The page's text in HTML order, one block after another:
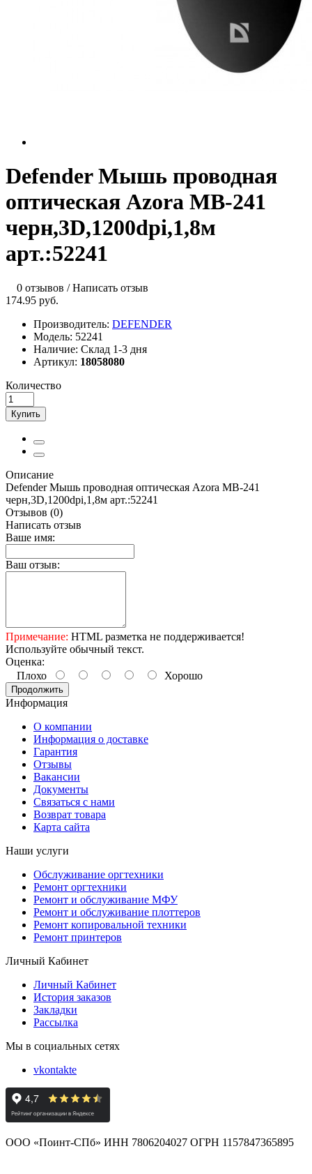
Defender Мышь проводная
оптическая Azora MB-241
черн,3D,1200dpi,1,8м
арт.:52241
0 отзывов /Написать отзыв
174.95 руб.
Производитель: DEFENDER
Модель: 52241
Наличие: Склад 1-3 дня
Артикул: 18058080
Количество
Купить
Описание
Defender Мышь проводная оптическая Azora MB-241
черн,3D,1200dpi,1,8м арт.:52241
Отзывов (0)
Написать отзыв
Ваше имя:
Ваш отзыв:
Примечание: HTML разметка не поддерживается!
Используйте обычный текст.
Оценка:
Плохо
Хорошо
Продолжить
Информация
О компании
Информация о доставке
Гарантия
Отзывы
Вакансии
Документы
Связаться с нами
Возврат товара
Карта сайта
Наши услуги
Обслуживание оргтехники
Ремонт оргтехники
Ремонт и обслуживание МФУ
Ремонт и обслуживание плоттеров
Ремонт копировальной техники
Ремонт принтеров
Личный Кабинет
Личный Кабинет
История заказов
Закладки
Рассылка
Мы в социальных сетях
vkontakte
ООО «Поинт-СПб» ИНН 7806204027 ОГРН 1157847365895